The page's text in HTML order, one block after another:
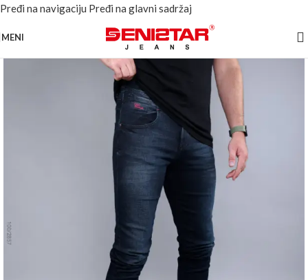
Pređi na navigaciju Pređi na glavni sadržaj
MENI